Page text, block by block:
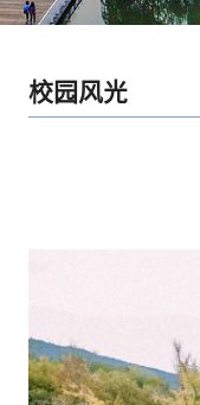
校园风光